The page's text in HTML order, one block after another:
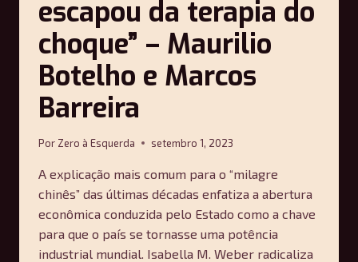
escapou da terapia do
choque” – Maurilio
Botelho e Marcos
Barreira
Por Zero à Esquerda setembro 1, 2023
A explicação mais comum para o “milagre
chinês” das últimas décadas enfatiza a abertura
econômica conduzida pelo Estado como a chave
para que o país se tornasse uma potência
industrial mundial. Isabella M. Weber radicaliza